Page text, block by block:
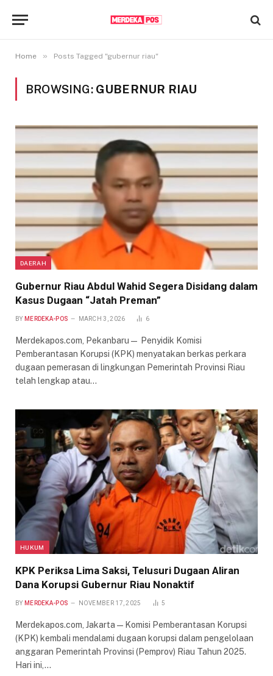
Home » Posts Tagged "gubernur riau"
BROWSING: GUBERNUR RIAU
DAERAH
Gubernur Riau Abdul Wahid Segera Disidang dalam
Kasus Dugaan “Jatah Preman”
BY MERDEKA-POS MARCH 3, 2026 6
Merdekapos.com, Pekanbaru— Penyidik Komisi
Pemberantasan Korupsi (KPK) menyatakan berkas perkara
dugaan pemerasan di lingkungan Pemerintah Provinsi Riau
telah lengkap atau…
HUKUM
KPK Periksa Lima Saksi, Telusuri Dugaan Aliran
Dana Korupsi Gubernur Riau Nonaktif
BY MERDEKA-POS NOVEMBER 17, 2025 5
Merdekapos.com, Jakarta—Komisi Pemberantasan Korupsi
(KPK) kembali mendalami dugaan korupsi dalam pengelolaan
anggaran Pemerintah Provinsi (Pemprov) Riau Tahun 2025.
Hari ini,…